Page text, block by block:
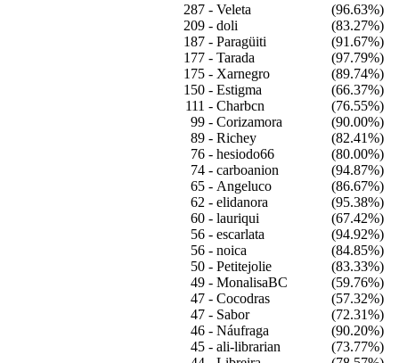
287 - Veleta
(96.63%)
209 - doli
(83.27%)
187 - Paragüiti
(91.67%)
177 - Tarada
(97.79%)
175 - Xarnegro
(89.74%)
150 - Estigma
(66.37%)
111 - Charbcn
(76.55%)
99 - Corizamora
(90.00%)
89 - Richey
(82.41%)
76 - hesiodo66
(80.00%)
74 - carboanion
(94.87%)
65 - Angeluco
(86.67%)
62 - elidanora
(95.38%)
60 - lauriqui
(67.42%)
56 - escarlata
(94.92%)
56 - noica
(84.85%)
50 - Petitejolie
(83.33%)
49 - MonalisaBC
(59.76%)
47 - Cocodras
(57.32%)
47 - Sabor
(72.31%)
46 - Náufraga
(90.20%)
45 - ali-librarian
(73.77%)